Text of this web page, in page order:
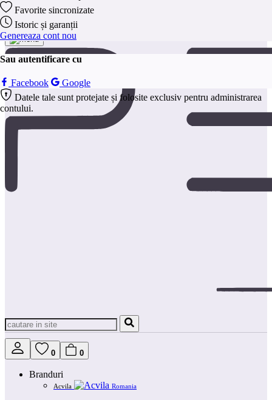
anonim.
Salveaza
0 0
Branduri
Acvila Romania
Favorite sincronizate
Istoric și garanții
Genereaza cont nou
Sau autentificare cu
Facebook
Google
Datele tale sunt protejate și folosite exclusiv pentru administrarea
contului.